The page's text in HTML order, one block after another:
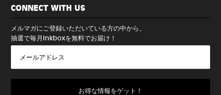
CONNECT WITH US
メルマガにご登録いただいている方の中から、
抽選で毎月Inkboxを無料でお届け！